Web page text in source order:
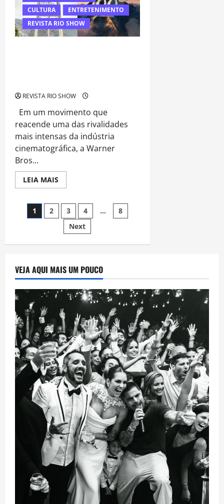
internacionais
viram
resistência
dos
fãs
CULTURA
ENTRETENIMENTO
REVISTA RIO SHOW
REVISTA RIO SHOW
Em um movimento que
reacende uma das rivalidades
mais intensas da indústria
cinematográfica, a Warner
Bros...
LEIA MAISRead
more
de
gigantes:
Warner
rejeita
oferta
bilionária
reacende
tensão
indústria
audiovisual
Navegação
1 2 3 4 …
8
Next
VEJA AQUI MAIS UM POUCO